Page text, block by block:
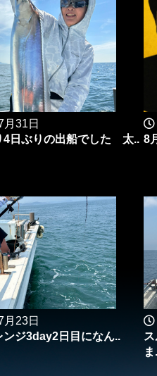
月31日
4日ぶりの出船でした 太.. 8
月23日
ンジ3day2日目になん..
ま